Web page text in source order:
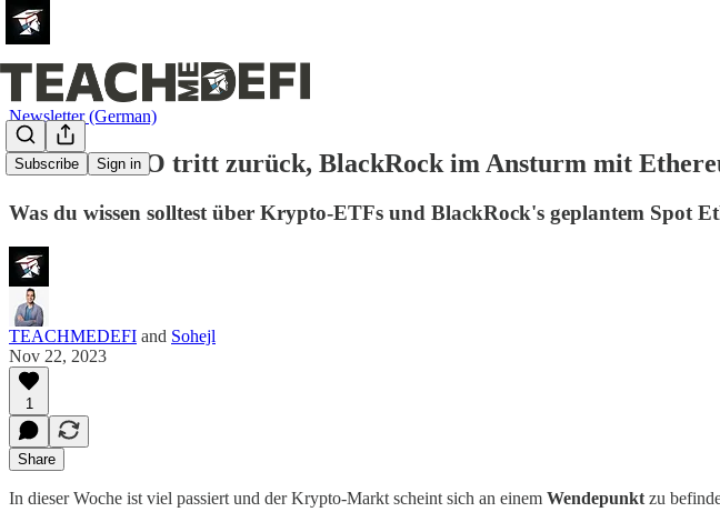
Subscribe Sign in
Newsletter (German)
Binance CEO tritt zurück, BlackRock im Ansturm mit
Was du wissen solltest über Krypto-ETFs und BlackRock's geplantem Spot
TEACHMEDEFI and Sohejl
Nov 22, 2023
1
Share
In dieser Woche ist viel passiert und der Krypto-Markt scheint sich an einem Wendepunkt zu